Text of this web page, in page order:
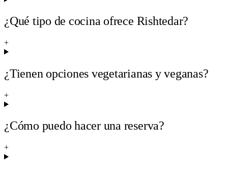
¿Qué tipo de cocina ofrece Rishtedar?
+
¿Tienen opciones vegetarianas y veganas?
+
¿Cómo puedo hacer una reserva?
+